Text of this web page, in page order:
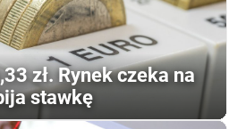
zł. Rynek czeka na
stawkę